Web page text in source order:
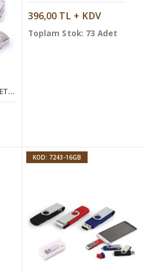
16 GB DÖNER KAPAKLI METAL ANAHTARLIK USB BELLEK
396,00 TL + KDV
Toplam Stok: 73 Adet
KOD: 7243-16GB